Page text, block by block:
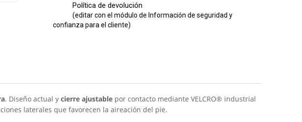
Política de devolución
(editar con el módulo de Información de seguridad y
confianza para el cliente)
. Diseño actual y cierre ajustable por contacto mediante VELCRO® industrial
laterales que favorecen la aireación del pie.